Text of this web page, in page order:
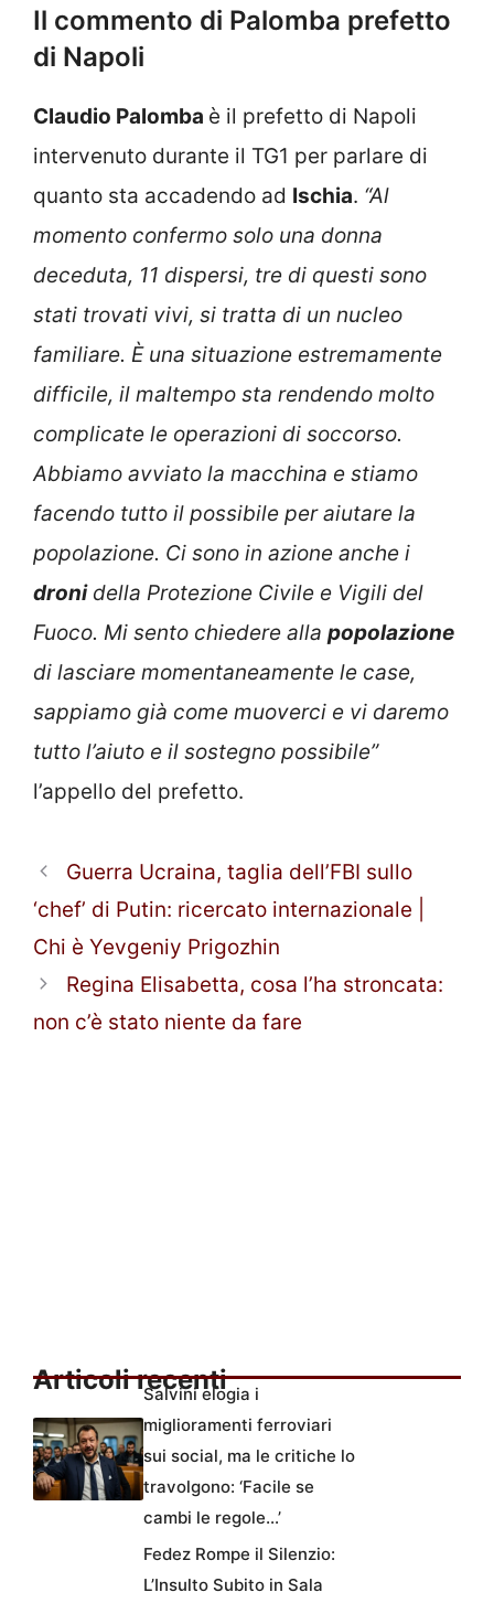
Il commento di Palomba prefetto
di Napoli
Claudio Palomba è il prefetto di Napoli
intervenuto durante il TG1 per parlare di
quanto sta accadendo ad Ischia. “Al
momento confermo solo una donna
deceduta, 11 dispersi, tre di questi sono
stati trovati vivi, si tratta di un nucleo
familiare. È una situazione estremamente
difficile, il maltempo sta rendendo molto
complicate le operazioni di soccorso.
Abbiamo avviato la macchina e stiamo
facendo tutto il possibile per aiutare la
popolazione. Ci sono in azione anche i
dronidella Protezione Civile e Vigili del
Fuoco. Mi sento chiedere alla popolazione
di lasciare momentaneamente le case,
sappiamo già come muoverci e vi daremo
tutto l’aiuto e il sostegno possibile”
l’appello del prefetto.
Guerra Ucraina, taglia dell’FBI sullo
‘chef’ di Putin: ricercato internazionale |
Chi è Yevgeniy Prigozhin
Regina Elisabetta, cosa l’ha stroncata:
non c’è stato niente da fare
Articoli recenti
Salvini elogia i
miglioramenti ferroviari
sui social, ma le critiche lo
travolgono: ‘Facile se
cambi le regole…’
Fedez Rompe il Silenzio:
L’Insulto Subito in Sala